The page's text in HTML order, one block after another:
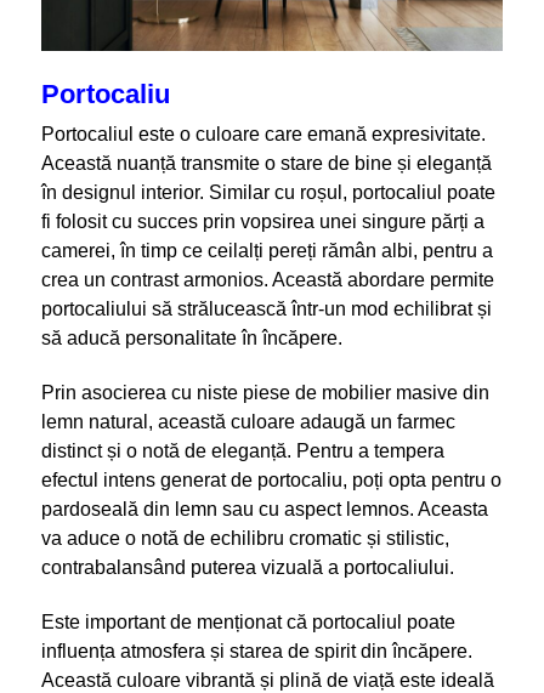
Portocaliu
Portocaliul este o culoare care emană expresivitate.
Această nuanță transmite o stare de bine și eleganță
în designul interior. Similar cu roșul, portocaliul poate
fi folosit cu succes prin vopsirea unei singure părți a
camerei, în timp ce ceilalți pereți rămân albi, pentru a
crea un contrast armonios. Această abordare permite
portocaliului să strălucească într-un mod echilibrat și
să aducă personalitate în încăpere.
Prin asocierea cu niste piese de mobilier masive din
lemn natural, această culoare adaugă un farmec
distinct și o notă de eleganță. Pentru a tempera
efectul intens generat de portocaliu, poți opta pentru o
pardoseală din lemn sau cu aspect lemnos. Aceasta
va aduce o notă de echilibru cromatic și stilistic,
contrabalansând puterea vizuală a portocaliului.
Este important de menționat că portocaliul poate
influența atmosfera și starea de spirit din încăpere.
Această culoare vibrantă și plină de viață este ideală